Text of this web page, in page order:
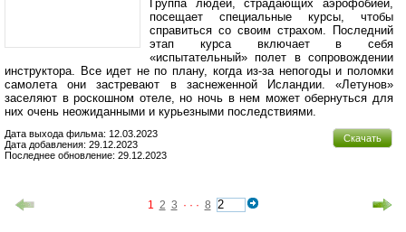
Группа людей, страдающих аэрофобией,
посещает специальные курсы, чтобы
справиться со своим страхом. Последний
этап курса включает в себя
«испытательный» полет в сопровождении
инструктора. Все идет не по плану, когда из-за непогоды и поломки
самолета они застревают в заснеженной Исландии. «Летунов»
заселяют в роскошном отеле, но ночь в нем может обернуться для
них очень неожиданными и курьезными последствиями.
Скачать
Дата выхода фильма: 12.03.2023
Дата добавления: 29.12.2023
Последнее обновление: 29.12.2023
1 2 3 · · · 8